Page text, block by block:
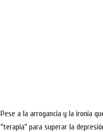
Pese a la arrogancia y la ironía
"terapia" para superar la